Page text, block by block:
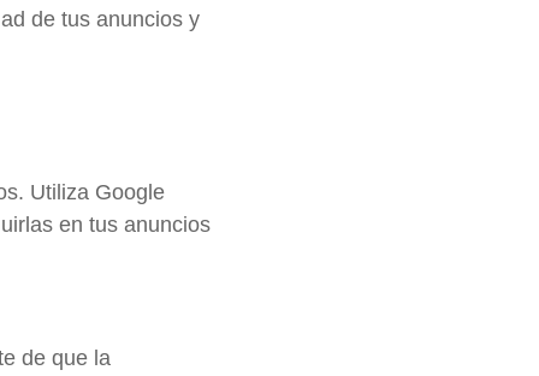
de tus anuncios y
Utiliza Google
en tus anuncios
de que la